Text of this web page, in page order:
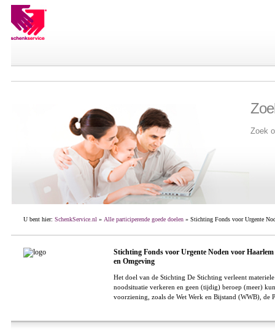
Zoek
U bent hier: SchenkService.nl » Alle participerende goede doelen» Stichting Fonds voor Urgente
Stichting Fonds voor Urgente Noden voor Haarlem
en Omgeving
Het doel van de Stichting De Stichting verleent
noodsituatie verkeren en geen (tijdig) beroep (meer)
voorziening, zoals de Wet Werk en Bijstand (WWB),